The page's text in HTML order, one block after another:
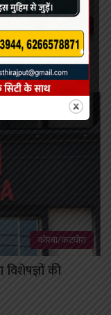
ओपीडी कैंप
कोरबा/कटघोरा
विशेषज्ञों की